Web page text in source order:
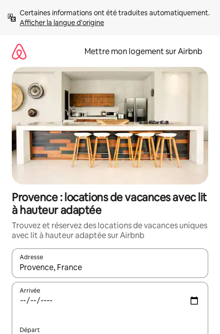
directement
Afficher la langue d'origine
Mettre mon logement sur Airbnb
Provence : locations de vacances avec lit
à hauteur adaptée
Trouvez et réservez des locations de vacances uniques
avec lit à hauteur adaptée sur Airbnb
Adresse
Lorsque les résultats s'affichent, utilisez les flèches vers le
Arrivée
Départ